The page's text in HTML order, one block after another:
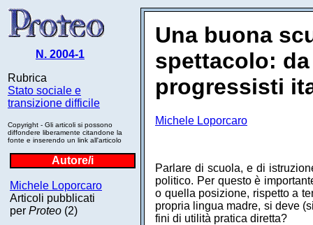
N. 2004-1
Rubrica
Stato sociale e
transizione difficile
Copyright - Gli articoli si possono
diffondere liberamente citandone la
fonte e inserendo un link all'articolo
Autore/i
Michele Loporcaro
Articoli pubblicati
per Proteo (2)
Una buona
spettacolo:
progressisti
Michele Loporcaro
Parlare di scuola, e di
politico. Per questo è
o quella posizione, rispetto a
propria lingua madre, si deve
fini di utilità pratica diretta?